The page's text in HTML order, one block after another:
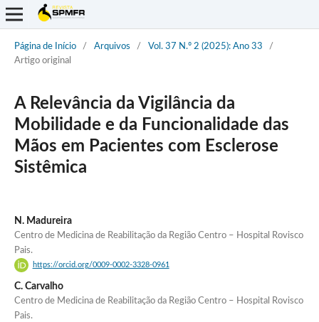
Página de Início / Arquivos / Vol. 37 N.º 2 (2025): Ano 33
/
Artigo original
A Relevância da Vigilância da
Mobilidade e da Funcionalidade das
Mãos em Pacientes com Esclerose
Sistêmica
N. Madureira
Centro de Medicina de Reabilitação da Região Centro – Hospital Rovisco
Pais.
https://orcid.org/0009-0002-3328-0961
C. Carvalho
Centro de Medicina de Reabilitação da Região Centro – Hospital Rovisco
Pais.